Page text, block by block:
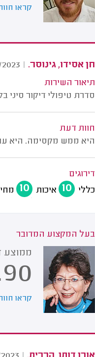
קראו
חן אסידו, גינוסר. |
תיאור השירות
סדרת טיפולי דיקור סיני
חוות דעת
היא ממש מקסימה. היא
דירוגים
כללי
10 איכות 10
בעל המקצוע המדובר
ממוצע
קראו